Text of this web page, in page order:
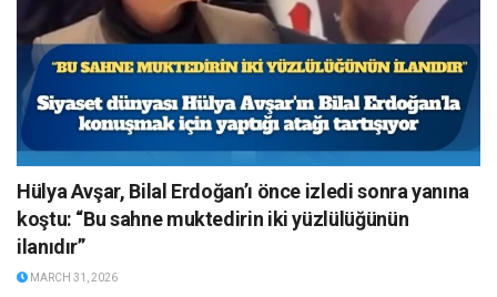
Hülya Avşar, Bilal Erdoğan’ı önce izledi sonra yanına
koştu: “Bu sahne muktedirin iki yüzlülüğünün
ilanıdır”
MARCH 31, 2026